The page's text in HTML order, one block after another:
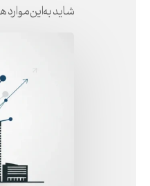
شاید به این